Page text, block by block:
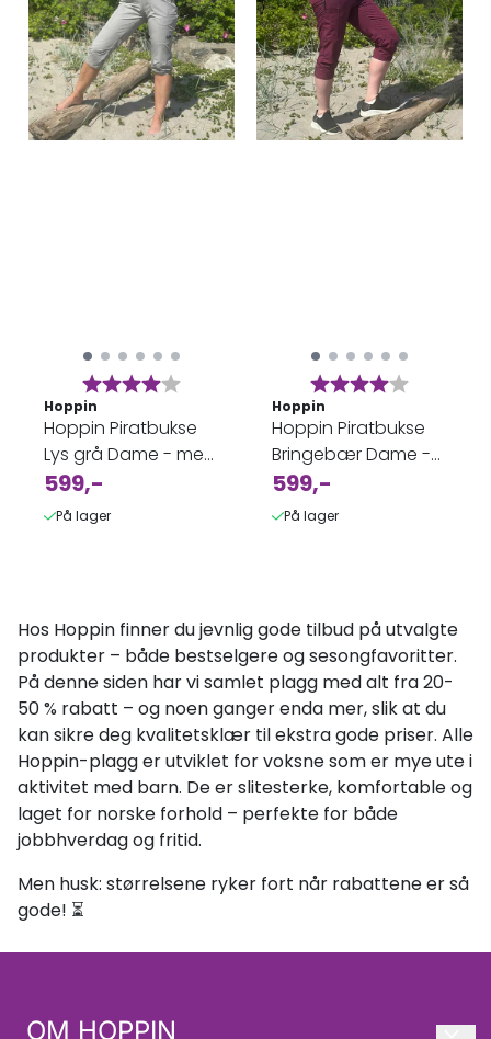
Karakter:
Hoppin
Hoppin Piratbukse
Lys grå Dame - med
stretch
599,-
På lager
Karakter:
Hoppin
Hoppin Piratbukse
Bringebær Dame -
med stretch
599,-
På lager
Hos Hoppin finner du jevnlig gode tilbud på utvalgte
produkter – både bestselgere og sesongfavoritter.
På denne siden har vi samlet plagg med alt fra 20-
50 % rabatt – og noen ganger enda mer, slik at du
kan sikre deg kvalitetsklær til ekstra gode priser. Alle
Hoppin-plagg er utviklet for voksne som er mye ute i
aktivitet med barn. De er slitesterke, komfortable og
laget for norske forhold – perfekte for både
jobbhverdag og fritid.
Men husk: størrelsene ryker fort når rabattene er så
gode! ⏳
OM HOPPIN